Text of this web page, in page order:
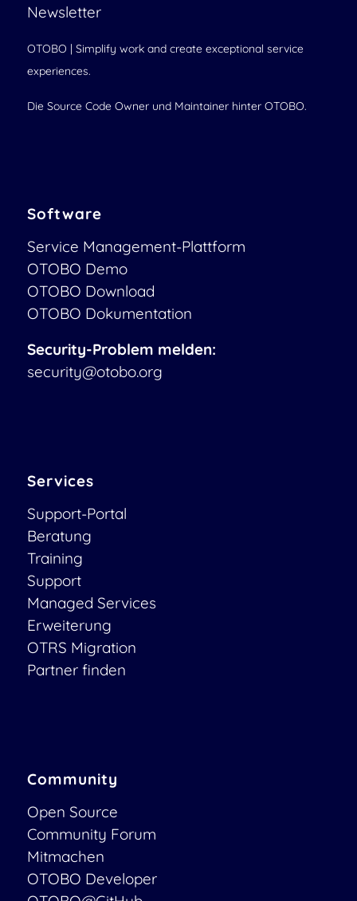
Newsletter
OTOBO | Simplify work and create exceptional service
experiences.
Die Source Code Owner und Maintainer hinter OTOBO.
Software
Service Management-Plattform
OTOBO Demo
OTOBO Download
OTOBO Dokumentation
Security-Problem melden:
security@otobo.org
Services
Support-Portal
Beratung
Training
Support
Managed Services
Erweiterung
OTRS Migration
Partner finden
Community
Open Source
Community Forum
Mitmachen
OTOBO Developer